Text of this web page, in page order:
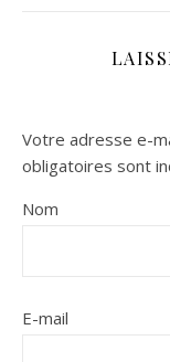
Votre adresse e-
obligatoires sont
Nom
E-mail